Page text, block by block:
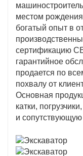
местом
богатый опыт в
сертификацию
гарантийное
продается по
похвалу от
Основная
катки,
и сопутствующую